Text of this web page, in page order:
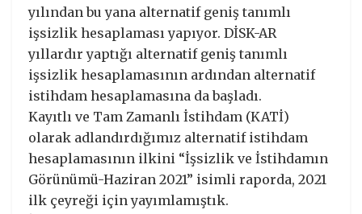
yılından bu yana alternatif geniş tanımlı
işsizlik hesaplaması yapıyor. DİSK-AR
yıllardır yaptığı alternatif geniş tanımlı
işsizlik hesaplamasının ardından alternatif
istihdam hesaplamasına da başladı.
Kayıtlı ve Tam Zamanlı İstihdam (KATİ)
olarak adlandırdığımız alternatif istihdam
hesaplamasının ilkini “İşsizlik ve İstihdamın
Görünümü-Haziran 2021” isimli raporda, 2021
ilk çeyreği için yayımlamıştık.